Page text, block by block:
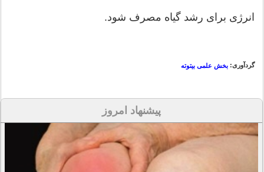
انرژی برای رشد گیاه مصرف شود.
گردآوری: بخش علمی بیتوته
پیشنهاد امروز